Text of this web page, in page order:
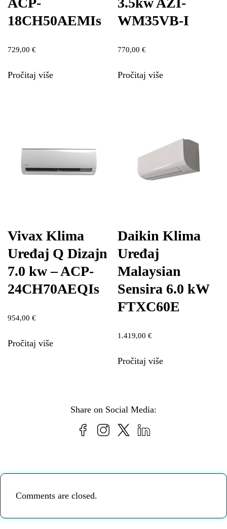
18CH50AEMIs
729,00 €
Pročitaj više
WM35VB-I
770,00€
Pročitaj više
Vivax Klima
Uređaj Q Dizajn
7.0 kw – ACP-
24CH70AEQIs
954,00 €
Pročitaj više
Daikin Klima
Uređaj
Malaysian
Sensira 6.0 kW
FTXC60E
1.419,00€
Pročitaj više
Share on Social Media:
Comments are closed.